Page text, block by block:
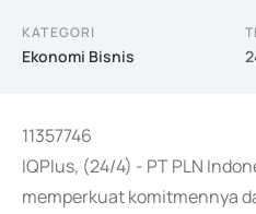
KATEGORI
Ekonomi Bisnis
11357746
IQPlus, (24/4) - PT PLN
memperkuat komitmennya